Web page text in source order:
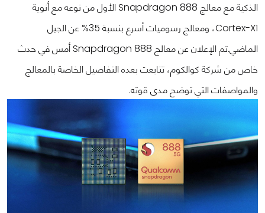
الذكية مع معالج Snapdragon 888 الأول من نوعه مع أنوية
Cortex-X1، ومعالج رسوميات أسرع بنسبة 35% عن الجيل
الماضي.
تم الإعلان عن معالج Snapdragon 888 أمس في حدث
خاص من شركة كوالكوم، تتابعت بعده التفاصيل الخاصة بالمعالج
والمواصفات التي توضح مدى قوته.